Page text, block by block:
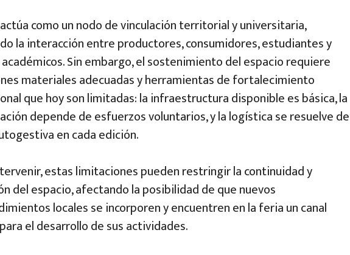
como un nodo de vinculación territorial y universitaria,
la interacción entre productores, consumidores, estudiantes y
Sin embargo, el sostenimiento del espacio requiere
materiales adecuadas y herramientas de fortalecimiento
que hoy son limitadas: la infraestructura disponible es básica, la
depende de esfuerzos voluntarios, y la logística se resuelve de
en cada edición.
estas limitaciones pueden restringir la continuidad y
del espacio, afectando la posibilidad de que nuevos
locales se incorporen y encuentren en la feria un canal
el desarrollo de sus actividades.